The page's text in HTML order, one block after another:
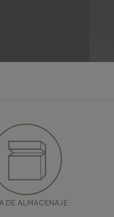
DE ALMACENAJE